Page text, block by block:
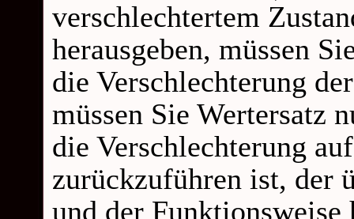
verschlechtertem
herausgeben, müssen
die Verschlechterung
müssen Sie Wertersatz
die Verschlechterung
zurückzuführen ist, der
und der